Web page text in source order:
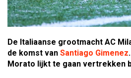
De Italiaanse grootmacht AC
de komst van Santiago Gimenez
Morato lijkt te gaan vertrekken